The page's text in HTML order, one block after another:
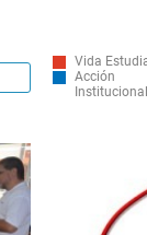
Vida
Acción
Institucional